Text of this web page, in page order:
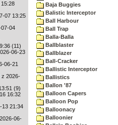
07 13:25
04
(11)
06-23
06-21
z 2026-
(9)
16:32
13 21:34
06-
Baja Buggies
Balistic Interceptor
Ball Harbour
Ball Trap
Balla-Balla
Ballblaster
Ballblazer
Ball-Cracker
Ballistic Interceptor
Ballistics
Ballon '87
Balloon Capers
Balloon Pop
Balloonacy
Balloonier